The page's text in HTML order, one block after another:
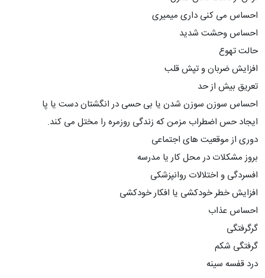
احساس می کنی داری میمیری
احساس وحشت شدید
حالت تهوع
افزایش ضربان و تپش قلب
تعریق بیش از حد
احساس سوزن سوزن شدن یا بی حسی در انگشتان دست یا پا
ایجاد حس اضطراب مزمن که زندگی روزمره را مختل می کند.
دوری از موقعیت های اجتماعی
بروز مشکلات در محل کار یا مدرسه
افسردگی و اختلالات روانپزشکی
افزایش خطر خودکشی یا افکار خودکشی
احساس عذاب
گرگرفتگی
گرفتگی شکم
درد قفسه سینه